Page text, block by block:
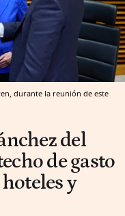
durante la reunión de este
del
de gasto
y